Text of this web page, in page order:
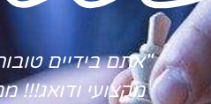
"אתם בידיים
מקצועי ודואג!!!